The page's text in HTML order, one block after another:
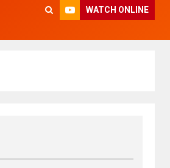
WATCH ONLINE